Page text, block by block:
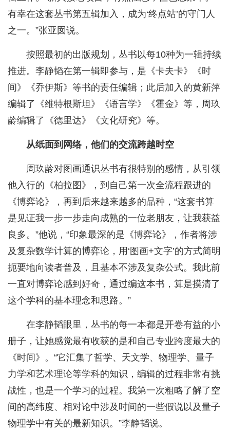
有幸在这套丛书第五辑加入，成为‘终点站’的守门人
之一。”张亚囡说。
按照最初的出版规划，丛书以每10种为一辑持续
推进。李静韬在第一辑即参与，是《卡夫卡》《时
间》《乔伊斯》等书的责任编辑；此后加入的黄新萍
编辑了《维特根斯坦》《语言学》《霍金》等，周玖
龄编辑了《德里达》《文化研究》等。
从纸面到网络，他们的交流跨越时空
周玖龄对图画通识丛书有很特别的感情，从引领
他入行的《柏拉图》，到自己第一次全流程跟进的
《博弈论》，再到后来越来越多的品种，“这套书算
是见证我一步一步走向成熟的一位老朋友，让我获益
良多。”他说，“印象最深的是《博弈论》，作者将涉
及复杂数学计算的博弈论，用‘图画+文字’的方式简明
扼要地向读者普及，且基本不涉及复杂公式。我此前
一直对博弈论感到好奇，通过编这本书，算是摸清了
这个学科的基本理念和思路。”
在李静韬眼里，丛书的每一本都是开卷有益的小
册子，让她感觉最有收获的是和自己专业跨度最大的
《时间》。“它汇集了哲学、天文学、物理学、量子
力学和艺术理论等学科的知识，编辑的过程非常有挑
战性，也是一个学习的过程。我第一次粗略了解了空
间的高纬度、相对论中涉及时间的一些假说以及量子
物理学中有关的最新知识。”李静韬说。